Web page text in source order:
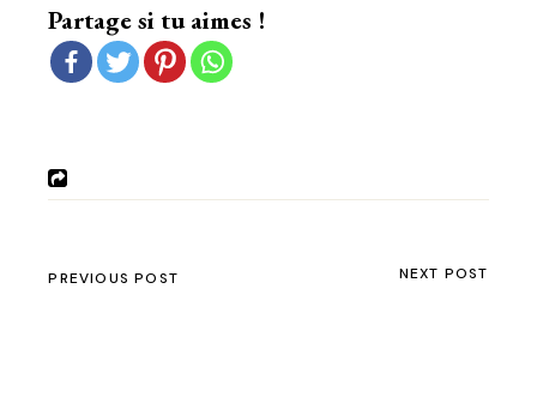
Partage si tu aimes !
PREVIOUS POST NEXT POST